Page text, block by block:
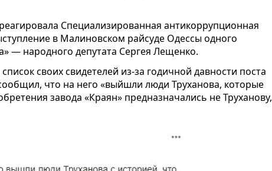
Специализированная антикоррупционная
в Малиновском райсуде Одессы одного
— народного депутата Сергея Лещенко.
своих свидетелей из-за годичной давности поста
что на него «выйшли люди Труханова, которые
завода «Краян» предназначались не Труханову,